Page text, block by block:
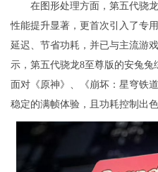
在图形处理方面，第五代骁
性能提升显著，更首次引入了专
延迟、节省功耗，并已与主流游
示，第五代骁龙8至尊版的安兔
面对《原神》、《崩坏：星穹铁
稳定的满帧体验，且功耗控制出色